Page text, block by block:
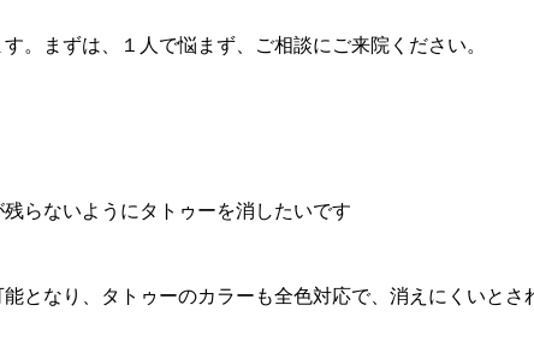
。まずは、１人で悩まず、ご相談にご来院ください。
らないようにタトゥーを消したいです
となり、タトゥーのカラーも全色対応で、消えにくいとさ